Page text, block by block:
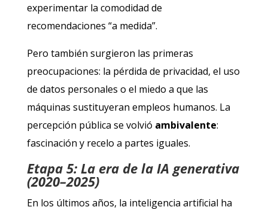
experimentar la comodidad de
recomendaciones “a medida”.
Pero también surgieron las primeras
preocupaciones: la pérdida de privacidad, el uso
de datos personales o el miedo a que las
máquinas sustituyeran empleos humanos. La
percepción pública se volvió ambivalente:
fascinación y recelo a partes iguales.
Etapa 5: La era de la IA generativa
(2020–2025)
En los últimos años, la inteligencia artificial ha